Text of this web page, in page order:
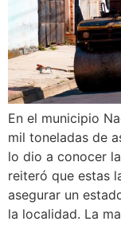
En el municipio
mil toneladas de
lo dio a conocer
reiteró que estas
asegurar un
la localidad. La